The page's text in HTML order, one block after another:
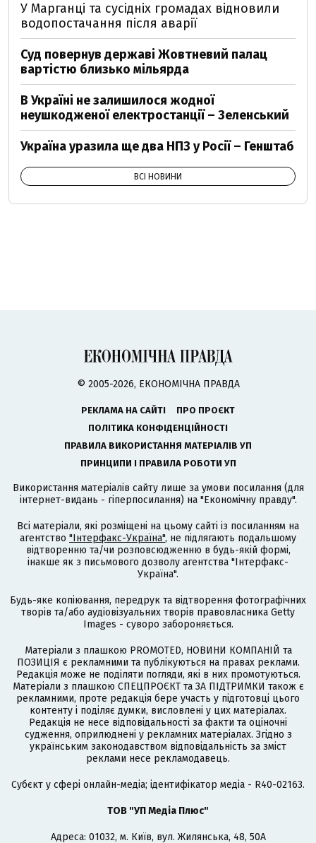
У Марганці та сусідніх громадах відновили
водопостачання після аварії
Суд повернув державі Жовтневий палац
вартістю близько мільярда
В Україні не залишилося жодної
неушкодженої електростанції – Зеленський
Україна уразила ще два НПЗ у Росії – Генштаб
ВСІ НОВИНИ
© 2005-2026, ЕКОНОМІЧНА ПРАВДА
РЕКЛАМА НА САЙТІ
ПРО ПРОЄКТ
ПОЛІТИКА КОНФІДЕНЦІЙНОСТІ
ПРАВИЛА ВИКОРИСТАННЯ МАТЕРІАЛІВ УП
ПРИНЦИПИ І ПРАВИЛА РОБОТИ УП
Використання матеріалів сайту лише за умови посилання (для
інтернет-видань - гіперпосилання) на "Економічну правду".
Всі матеріали, які розміщені на цьому сайті із посиланням на
агентство "Інтерфакс-Україна", не підлягають подальшому
відтворенню та/чи розповсюдженню в будь-якій формі,
інакше як з письмового дозволу агентства "Інтерфакс-
Україна".
Будь-яке копіювання, передрук та відтворення фотографічних
творів та/або аудіовізуальних творів правовласника Getty
Images - суворо забороняється.
Матеріали з плашкою PROMOTED, НОВИНИ КОМПАНІЙ та
ПОЗИЦІЯ є рекламними та публікуються на правах реклами.
Редакція може не поділяти погляди, які в них промотуються.
Матеріали з плашкою СПЕЦПРОЄКТ та ЗА ПІДТРИМКИ також є
рекламними, проте редакція бере участь у підготовці цього
контенту і поділяє думки, висловлені у цих матеріалах.
Редакція не несе відповідальності за факти та оціночні
судження, оприлюднені у рекламних матеріалах. Згідно з
українським законодавством відповідальність за зміст
реклами несе рекламодавець.
Cубєкт у сфері онлайн-медіа; ідентифікатор медіа - R40-02163.
ТОВ "УП Медіа Плюс"
Адреса: 01032, м. Київ, вул. Жилянська, 48, 50А